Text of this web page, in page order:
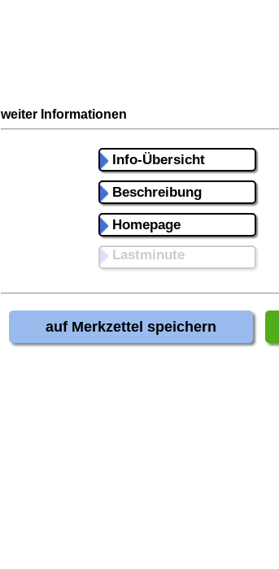
weiter Informationen
Info-Übersicht
Beschreibung
Homepage
Lastminute
auf Merkzettel speichern